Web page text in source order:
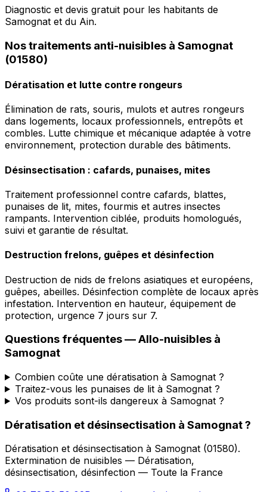
Diagnostic et devis gratuit pour les habitants de
Samognat et du Ain.
Nos traitements anti-nuisibles à Samognat
(01580)
Dératisation et lutte contre rongeurs
Élimination de rats, souris, mulots et autres rongeurs
dans logements, locaux professionnels, entrepôts et
combles. Lutte chimique et mécanique adaptée à votre
environnement, protection durable des bâtiments.
Désinsectisation : cafards, punaises, mites
Traitement professionnel contre cafards, blattes,
punaises de lit, mites, fourmis et autres insectes
rampants. Intervention ciblée, produits homologués,
suivi et garantie de résultat.
Destruction frelons, guêpes et désinfection
Destruction de nids de frelons asiatiques et européens,
guêpes, abeilles. Désinfection complète de locaux après
infestation. Intervention en hauteur, équipement de
protection, urgence 7 jours sur 7.
Questions fréquentes —Allo-nuisibles à
Samognat
Combien coûte une dératisation à Samognat ?
Traitez-vous les punaises de lit à Samognat ?
Vos produits sont-ils dangereux à Samognat ?
Dératisation et désinsectisation à Samognat?
Dératisation et désinsectisation à Samognat (01580).
Extermination de nuisibles — Dératisation,
désinsectisation, désinfection — Toute la France